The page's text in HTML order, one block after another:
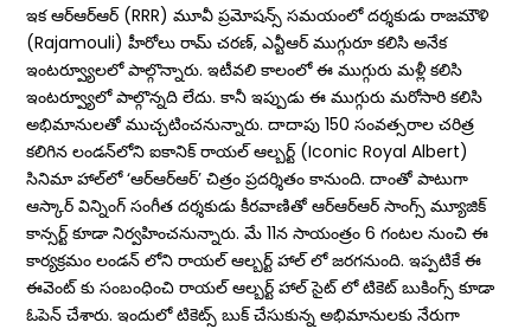
ఇక ఆర్ఆర్ఆర్ (RRR) మూవీ ప్ర‌మోష‌న్స్ స‌మ‌యంలో దర్శకుడు రాజమౌళి
(Rajamouli) హీరోలు రామ్ చ‌ర‌ణ్‌, ఎన్టీఆర్ ముగ్గురూ క‌లిసి అనేక
ఇంట‌ర్వ్యూల‌లో పాల్గొన్నారు. ఇటీవ‌లి కాలంలో ఈ ముగ్గురు మ‌ళ్లీ క‌లిసి
ఇంటర్వ్యూలో పాల్గొన్నది లేదు. కానీ ఇప్పుడు ఈ ముగ్గురు మరోసారి కలిసి
అభిమానులతో ముచ్చటించనున్నారు. దాదాపు 150 సంవత్సరాల చరిత్ర
కలిగిన లండన్‌లోని ఐకానిక్‌ రాయల్‌ ఆల్బర్ట్‌ (Iconic Royal Albert)
సినిమా హాల్‌లో ‘ఆర్‌ఆర్‌ఆర్‌’ చిత్రం ప్రదర్శితం కానుంది. దాంతో పాటుగా
ఆస్కార్ విన్నింగ్ సంగీత దర్శకుడు కీరవాణితో ఆర్ఆర్ఆర్ సాంగ్స్ మ్యూజిక్
కాన్సర్ట్ కూడా నిర్వహించనున్నారు. మే 11న సాయంత్రం 6 గంటల నుంచి ఈ
కార్యక్రమం లండన్ లోని రాయల్ ఆల్బర్ట్ హాల్ లో జరగనుంది. ఇప్పటికే ఈ
ఈవెంట్ కు సంబంధించి రాయల్ ఆల్బర్ట్ హాల్ సైట్ లో టికెట్ బుకింగ్స్ కూడా
ఓపెన్ చేశారు. ఇందులో టికెట్స్ బుక్ చేసుకున్న అభిమానులకు నేరుగా